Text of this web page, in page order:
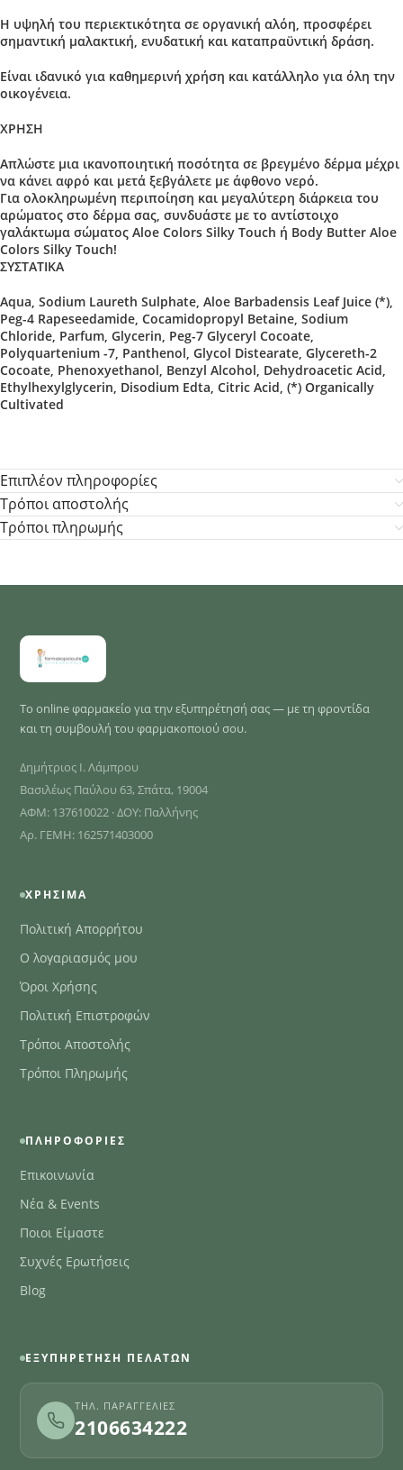
Η υψηλή του περιεκτικότητα σε οργανική αλόη, προσφέρει
σημαντική μαλακτική, ενυδατική και καταπραϋντική δράση.
Eίναι ιδανικό για καθημερινή χρήση και κατάλληλο για όλη την
οικογένεια.
ΧΡΗΣΗ
Απλώστε μια ικανοποιητική ποσότητα σε βρεγμένο δέρμα μέχρι
να κάνει αφρό και μετά ξεβγάλετε με άφθονο νερό.
Για ολοκληρωμένη περιποίηση και μεγαλύτερη διάρκεια του
αρώματος στο δέρμα σας, συνδυάστε με το αντίστοιχο
γαλάκτωμα σώματος Aloe Colors Silky Touch ή Body Butter Aloe
Colors Silky Touch!
ΣΥΣΤΑΤΙΚΑ
Aqua, Sodium Laureth Sulphate, Aloe Barbadensis Leaf Juice (*),
Peg-4 Rapeseedamide, Cocamidopropyl Betaine, Sodium
Chloride, Parfum, Glycerin, Peg-7 Glyceryl Cocoate,
Polyquartenium -7, Panthenol, Glycol Distearate, Glycereth-2
Cocoate, Phenoxyethanol, Benzyl Alcohol, Dehydroacetic Acid,
Ethylhexylglycerin, Disodium Edta, Citric Acid, (*) Organically
Cultivated
Επιπλέον πληροφορίες
Τρόποι αποστολής
Τρόποι πληρωμής
Το online φαρμακείο για την εξυπηρέτησή σας — με τη φροντίδα
και τη συμβουλή του φαρμακοποιού σου.
Δημήτριος Ι. Λάμπρου
Βασιλέως Παύλου 63, Σπάτα, 19004
ΑΦΜ: 137610022 · ΔΟΥ: Παλλήνης
Αρ. ΓΕΜΗ: 162571403000
ΧΡΉΣΙΜΑ
Πολιτική Απορρήτου
Ο λογαριασμός μου
Όροι Χρήσης
Πολιτική Επιστροφών
Τρόποι Αποστολής
Τρόποι Πληρωμής
ΠΛΗΡΟΦΟΡΊΕΣ
Επικοινωνία
Νέα & Events
Ποιοι Είμαστε
Συχνές Ερωτήσεις
Blog
ΕΞΥΠΗΡΈΤΗΣΗ ΠΕΛΑΤΏΝ
ΤΗΛ. ΠΑΡΑΓΓΕΛΊΕΣ
2106634222